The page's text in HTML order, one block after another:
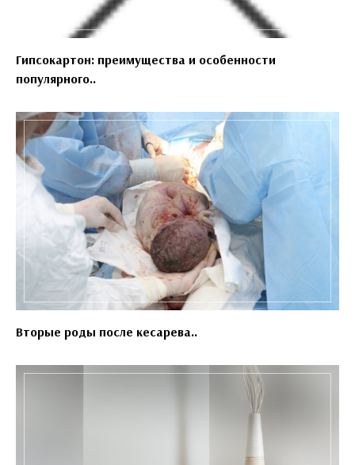
Гипсокартон: преимущества и особенности
популярного..
Вторые роды после кесарева..